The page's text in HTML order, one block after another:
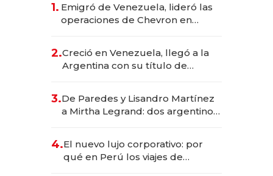
1. Emigró de Venezuela, lideró las
operaciones de Chevron en
2.Creció en Venezuela, llegó a la
Argentina con su título de
las marcas "fast premium"
3.De Paredes y Lisandro Martínez
a Mirtha Legrand: dos argentinos
4.El nuevo lujo corporativo: por
qué en Perú los viajes de